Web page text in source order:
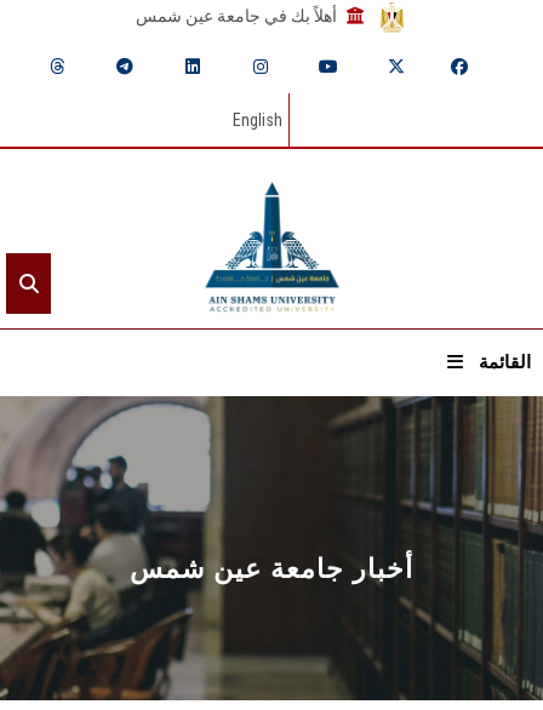
أهلاً بك في جامعة عين شمس
English
القائمة
الرئيسيـة
عن الجامعة
القطاعـات
الشئون الأكاديمية
البحث العلمي
أخبار جامعة عين شمس